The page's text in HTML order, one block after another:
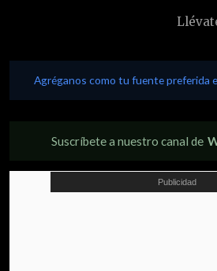
Agréganos como tu fuente preferida
Suscríbete a nuestro canal de